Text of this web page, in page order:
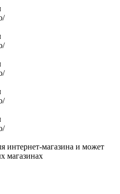
интернет-магазина и может
магазинах